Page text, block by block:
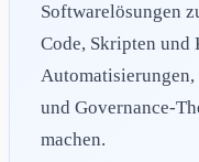
Softwarelösungen
Code, Skripten und
und Governance-
machen.